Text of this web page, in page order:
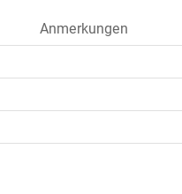
Anmerkungen